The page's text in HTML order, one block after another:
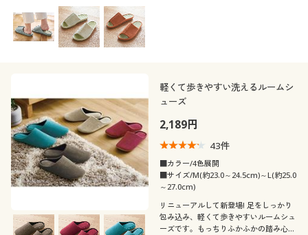
軽くて歩きやすい洗えるルームシ
ューズ
2,189円
43件
■カラー/4色展開
■サイズ/M(約23.0～24.5cm)～L(約25.0
～27.0cm)
リニューアルして新登場! 足をしっかり
包み込み、軽くて歩きやすいルームシュ
ーズです。もっちりふかふかの踏み心地